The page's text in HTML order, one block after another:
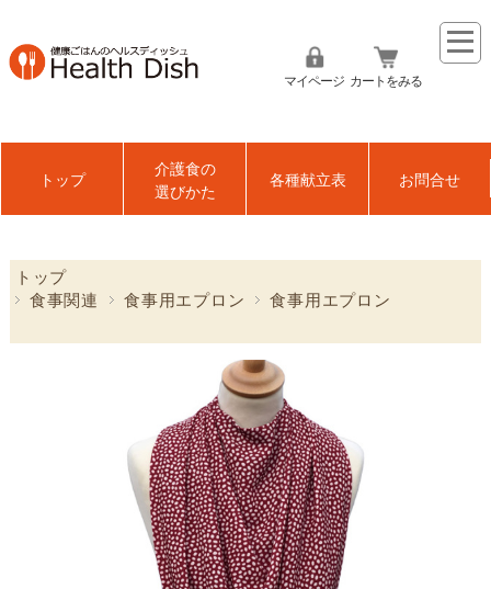
マイページ カートをみる
トップ
介護食の
選びかた
各種献立表 お問合せ
トップ
食事関連
食事用エプロン 食事用エプロン